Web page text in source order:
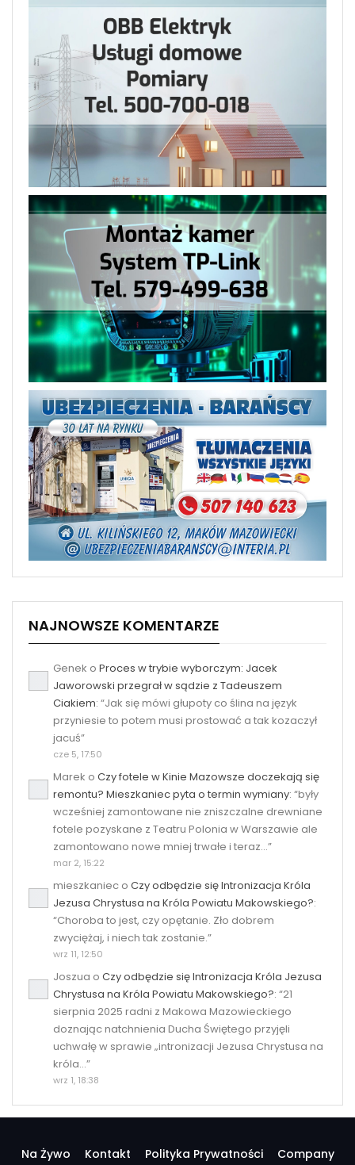
NAJNOWSZE KOMENTARZE
Genek o Proces w trybie wyborczym: Jacek
Jaworowski przegrał w sądzie z Tadeuszem
Ciakiem: “Jak się mówi głupoty co ślina na język
przyniesie to potem musi prostować a tak kozaczył
jacuś”
cze 5, 17:50
Marek o Czy fotele w Kinie Mazowsze doczekają się
remontu? Mieszkaniec pyta o termin wymiany: “były
wcześniej zamontowane nie zniszczalne drewniane
fotele pozyskane z Teatru Polonia w Warszawie ale
zamontowano nowe mniej trwałe i teraz…”
mar 2, 15:22
mieszkaniec o Czy odbędzie się Intronizacja Króla
Jezusa Chrystusa na Króla Powiatu Makowskiego?:
“Choroba to jest, czy opętanie. Zło dobrem
zwyciężaj, i niech tak zostanie.”
wrz 11, 12:50
Joszua o Czy odbędzie się Intronizacja Króla Jezusa
Chrystusa na Króla Powiatu Makowskiego?: “21
sierpnia 2025 radni z Makowa Mazowieckiego
doznając natchnienia Ducha Świętego przyjęli
uchwałę w sprawie „intronizacji Jezusa Chrystusa na
króla…”
wrz 1, 18:38
Na Żywo Kontakt Polityka Prywatności Company